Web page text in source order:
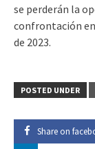
se perderán la
confrontación
de 2023.
POSTED UNDER
Share on